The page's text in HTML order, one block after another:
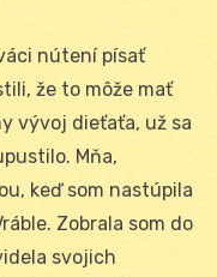
nútení písať
že to môže mať
vývoj dieťaťa, už sa
Mňa,
keď som nastúpila
Zobrala som do
svojich